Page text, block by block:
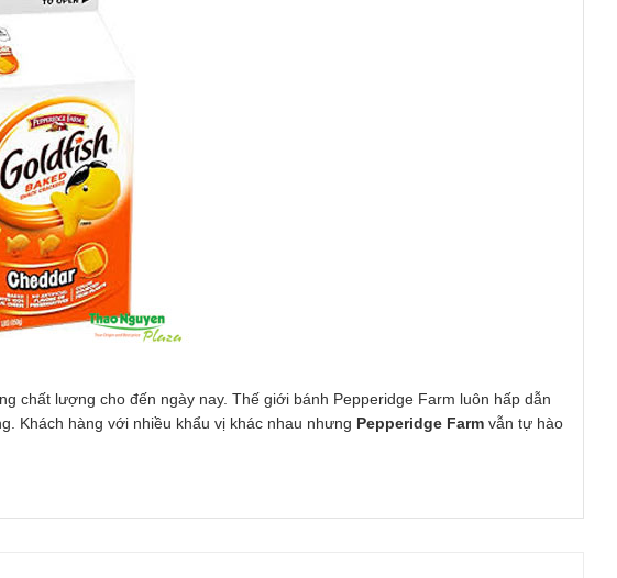
chất lượng cho đến ngày nay. Thế giới bánh Pepperidge Farm luôn hấp dẫn
Khách hàng với nhiều khẩu vị khác nhau nhưng Pepperidge Farm vẫn tự hào